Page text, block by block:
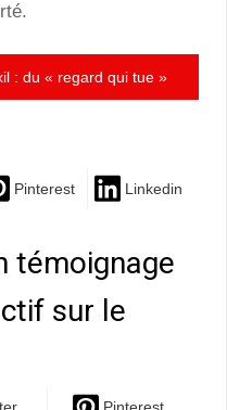
: du « regard qui tue »
Pinterest Linkedin
témoignage
sur le